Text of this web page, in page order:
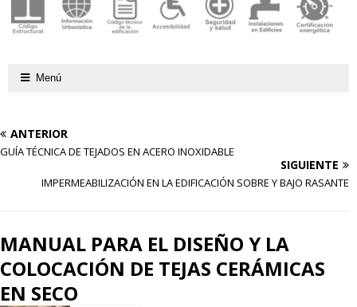
Menú
ANTERIOR
GUÍA TÉCNICA DE TEJADOS EN ACERO INOXIDABLE
SIGUIENTE
IMPERMEABILIZACIÓN EN LA EDIFICACIÓN SOBRE Y BAJO RASANTE
MANUAL PARA EL DISEÑO Y LA
COLOCACIÓN DE TEJAS CERÁMICAS
EN SECO